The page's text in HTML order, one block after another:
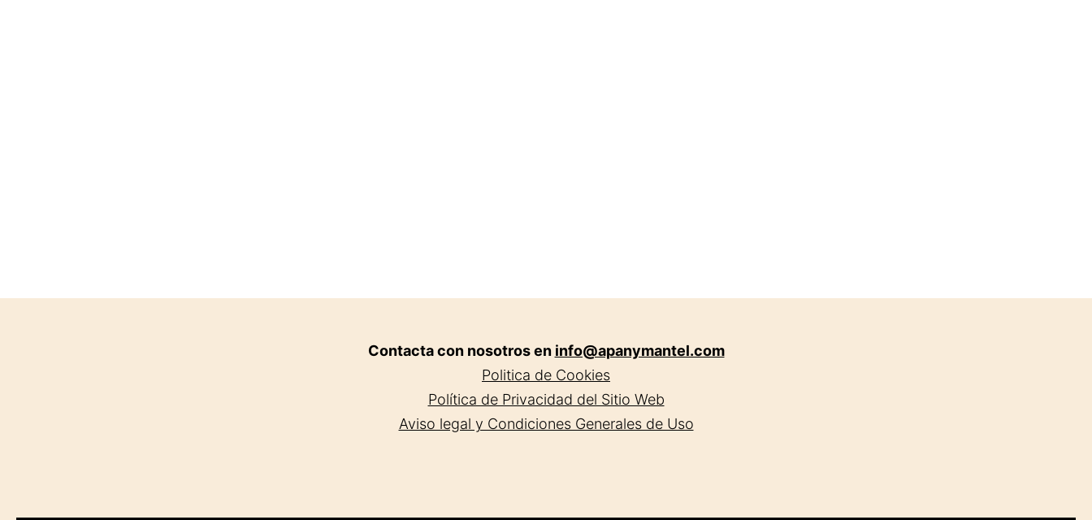
Contacta con nosotros en info@apanymantel.com
Politica de Cookies
Política de Privacidad del Sitio Web
Aviso legal y Condiciones Generales de Uso